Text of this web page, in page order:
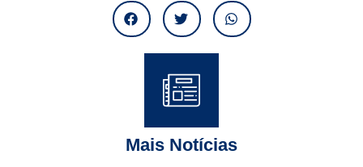
Mais Notícias